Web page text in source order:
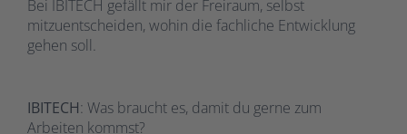
Bei IBITECH gefällt mir der Freiraum, selbst
mitzuentscheiden, wohin die fachliche Entwicklung
gehen soll.
IBITECH: Was braucht es, damit du gerne zum
Arbeiten kommst?